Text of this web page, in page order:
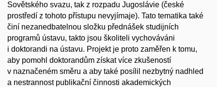
Sovětského svazu, tak z rozpadu Jugoslávie (české
prostředí z tohoto přístupu nevyjímaje). Tato tematika také
činí nezanedbatelnou složku přednášek studijních
programů ústavu, takto jsou školiteli vychováváni
i doktorandi na ústavu. Projekt je proto zaměřen k tomu,
aby pomohl doktorandům získat více zkušeností
v naznačeném směru a aby také posílil nezbytný nadhled
a nestrannost publikační činnosti akademických